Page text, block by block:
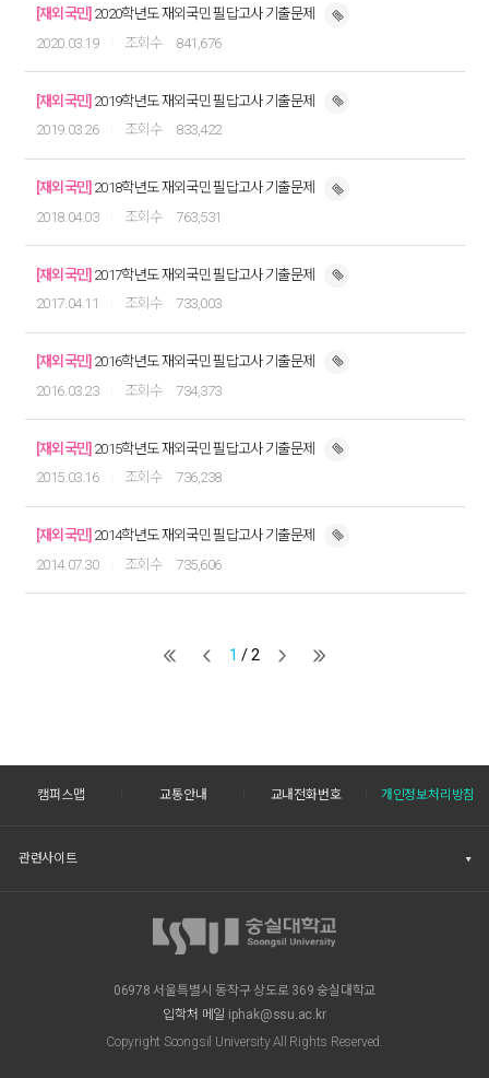
[재외국민] 2020학년도 재외국민 필답고사 기출문제
2020.03.19
841,676
[재외국민] 2019학년도 재외국민 필답고사 기출문제
2019.03.26
833,422
[재외국민] 2018학년도 재외국민 필답고사 기출문제
2018.04.03
763,531
[재외국민] 2017학년도 재외국민 필답고사 기출문제
2017.04.11
733,003
[재외국민] 2016학년도 재외국민 필답고사 기출문제
2016.03.23
734,373
[재외국민] 2015학년도 재외국민 필답고사 기출문제
2015.03.16
736,238
[재외국민] 2014학년도 재외국민 필답고사 기출문제
2014.07.30
735,606
1 / 2
캠퍼스맵 교통안내 교내전화번호 개인정보처리방침
관련사이트
06978 서울특별시 동작구 상도로 369 숭실대학교
입학처 메일 iphak@ssu.ac.kr
Copyright Soongsil University All Rights Reserved.